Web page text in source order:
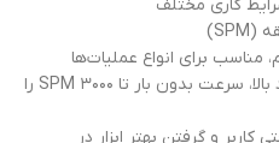
کاری مختلف
مناسب برای انواع عملیات‌ها
موتور براشلس (بدون زغال) با عملکرد بالا، سرعت بدون بار تا ۳۰۰۰ SPM را
و گرفتن بهتر ابزار در